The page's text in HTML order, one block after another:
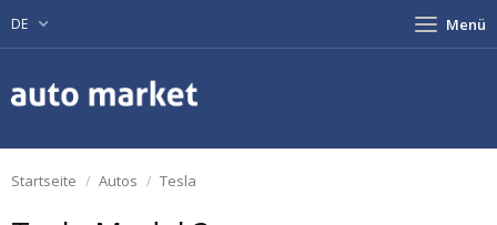
DE Menü
Startseite Autos Tesla